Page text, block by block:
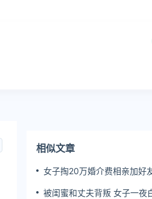
相似文章
女子掏20万婚介费相亲加好
被闺蜜和丈夫背叛 女子一夜